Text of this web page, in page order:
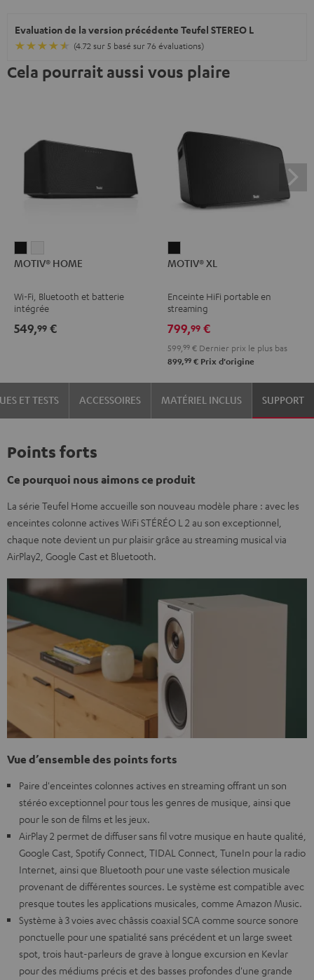
Evaluation de la version précédente Teufel STEREO L
(4.72 sur 5 basé sur 76 évaluations)
Cela pourrait aussi vous plaire
HOMEHOME
MOTIV® HOME
Wi-Fi, Bluetooth et batterie
intégrée
549,99 €
XL
MOTIV® XL
Enceinte HiFi portable en
streaming
799,99 €
599, 99 € Dernier prix le plus bas
899,99 € Prix d'origine
ET TESTS ACCESSOIRES MATÉRIEL INCLUS SUPPORT
Points forts
Ce pourquoi nous aimons ce produit
La série Teufel Home accueille son nouveau modèle phare : avec les
enceintes colonne actives WiFi STÉRÉO L 2 au son exceptionnel,
chaque note devient un pur plaisir grâce au streaming musical via
AirPlay2, Google Cast et Bluetooth.
Vue d’ensemble des points forts
Paire d'enceintes colonnes actives en streaming offrant un son
stéréo exceptionnel pour tous les genres de musique, ainsi que
pour le son de films et les jeux.
AirPlay 2 permet de diffuser sans fil votre musique en haute qualité,
Google Cast, Spotify Connect, TIDAL Connect, TuneIn pour la radio
Internet, ainsi que Bluetooth pour une vaste sélection musicale
provenant de différentes sources. Le système est compatible avec
presque toutes les applications musicales, comme Amazon Music.
Système à 3 voies avec châssis coaxial SCA comme source sonore
ponctuelle pour une spatialité sans précédent et un large sweet
spot, trois haut-parleurs de grave à longue excursion en Kevlar
pour des médiums précis et des basses profondes d'une grande